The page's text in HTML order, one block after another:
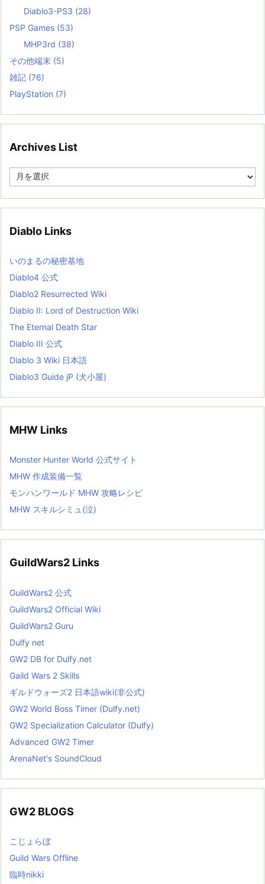
Diablo3-PS3 (28)
PSP Games (53)
MHP3rd (38)
その他端末 (5)
雑記 (76)
PlayStation (7)
Archives List
e
i
s
t
Diablo Links
いのまるの秘密基地
Diablo4 公式
Diablo2 Resurrected Wiki
Diablo II: Lord of Destruction Wiki
The Eternal Death Star
Diablo III 公式
Diablo 3 Wiki 日本語
Diablo3 Guide jP (犬小屋)
MHW Links
Monster Hunter World 公式サイト
MHW 作成装備一覧
モンハンワールド MHW 攻略レシピ
MHW スキルシミュ(泣)
GuildWars2 Links
GuildWars2 公式
GuildWars2 Official Wiki
GuildWars2 Guru
Dulfy net
GW2 DB for Dulfy.net
Gaild Wars 2 Skills
ギルドウォーズ2 日本語wiki(非公式)
GW2 World Boss Timer (Dulfy.net)
GW2 Specialization Calculator (Dulfy)
Advanced GW2 Timer
ArenaNet's SoundCloud
GW2 BLOGS
こじょらぼ
Guild Wars Offline
臨時nikki